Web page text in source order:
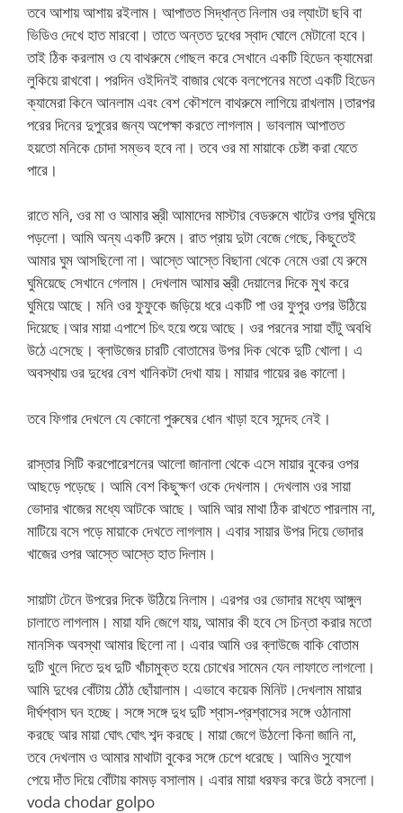
তবে আশায় আশায় রইলাম। আপাতত সিদ্ধান্ত নিলাম ওর ল্যাংটা ছবি বা
ভিডিও দেখে হাত মারবো। তাতে অন্তত দুধের স্বাদ ঘোলে মেটানো হবে।
তাই ঠিক করলাম ও যে বাথরুমে গোছল করে সেখানে একটি হিডেন ক্যামেরা
লুকিয়ে রাখবো। পরদিন ওইদিনই বাজার থেকে বলপেনের মতো একটি হিডেন
ক্যামেরা কিনে আনলাম এবং বেশ কৌশলে বাথরুমে লাগিয়ে রাখলাম।তারপর
পরের দিনের দুপুরের জন্য অপেক্ষা করতে লাগলাম। ভাবলাম আপাতত
হয়তো মনিকে চোদা সম্ভব হবে না। তবে ওর মা মায়াকে চেষ্টা করা যেতে
পারে।
রাতে মনি, ওর মা ও আমার স্ত্রী আমাদের মাস্টার বেডরুমে খাটের ওপর ঘুমিয়ে
পড়লো। আমি অন্য একটি রুমে। রাত প্রায় দুটা বেজে গেছে, কিছুতেই
আমার ঘুম আসছিলো না। আস্তে আস্তে বিছানা থেকে নেমে ওরা যে রুমে
ঘুমিয়েছে সেখানে গেলাম। দেখলাম আমার স্ত্রী দেয়ালের দিকে মুখ করে
ঘুমিয়ে আছে। মনি ওর ফুফুকে জড়িয়ে ধরে একটি পা ওর ফুপুর ওপর উঠিয়ে
দিয়েছে।আর মায়া এপাশে চিৎ হয়ে শুয়ে আছে। ওর পরনের সায়া হাঁটু অবধি
উঠে এসেছে। ব্লাউজের চারটি বোতামের উপর দিক থেকে দুটি খোলা। এ
অবস্থায় ওর দুধের বেশ খানিকটা দেখা যায়। মায়ার গায়ের রঙ কালো।
তবে ফিগার দেখলে যে কোনো পুরুষের ধোন খাড়া হবে সন্দেহ নেই।
রাস্তার সিটি করপোরেশনের আলো জানালা থেকে এসে মায়ার বুকের ওপর
আছড়ে পড়েছে। আমি বেশ কিছুক্ষণ ওকে দেখলাম। দেখলাম ওর সায়া
ভোদার খাজের মধ্যে আটকে আছে। আমি আর মাথা ঠিক রাখতে পারলাম না,
মাটিয়ে বসে পড়ে মায়াকে দেখতে লাগলাম। এবার সায়ার উপর দিয়ে ভোদার
খাজের ওপর আস্তে আস্তে হাত দিলাম।
সায়াটা টেনে উপরের দিকে উঠিয়ে নিলাম। এরপর ওর ভোদার মধ্যে আঙ্গুল
চালাতে লাগলাম। মায়া যদি জেগে যায়, আমার কী হবে সে চিন্তা করার মতো
মানসিক অবস্থা আমার ছিলো না। এবার আমি ওর ব্লাউজে বাকি বোতাম
দুটি খুলে দিতে দুধ দুটি খাঁচামুক্ত হয়ে চোখের সামেন যেন লাফাতে লাগলো।
আমি দুধের বোঁটায় ঠোঁঠ ছোঁয়ালাম। এভাবে কয়েক মিনিট।দেখলাম মায়ার
দীর্ঘশ্বাস ঘন হচ্ছে। সঙ্গে সঙ্গে দুধ দুটি শ্বাস-প্রশ্বাসের সঙ্গে ওঠানামা
করছে আর মায়া ঘোৎ ঘোৎ শব্দ করছে। মায়া জেগে উঠলো কিনা জানি না,
তবে দেখলাম ও আমার মাথাটা বুকের সঙ্গে চেপে ধরেছে। আমিও সুযোগ
পেয়ে দাঁত দিয়ে বোঁটায় কামড় বসালাম। এবার মায়া ধরফর করে উঠে বসলো।
voda chodar golpo